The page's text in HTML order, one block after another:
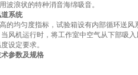
波浪状的特种消音海绵吸音。
系统
的均匀度指标，试验箱设有内部循环送
风机运行时，将工作室中空气从下部吸
设定要求。
参数及规格